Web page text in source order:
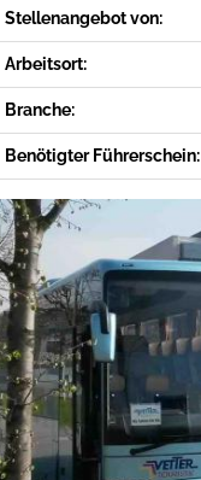
Stellenangebot von:
Arbeitsort:
Branche:
Benötigter Führerschein: